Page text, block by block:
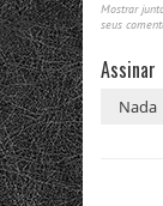
Mostrar
seus
Assinar